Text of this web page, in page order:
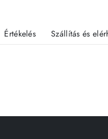
Értékelés Szállítás és